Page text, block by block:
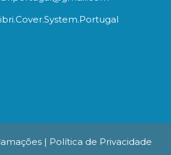
| Política de Privacidade